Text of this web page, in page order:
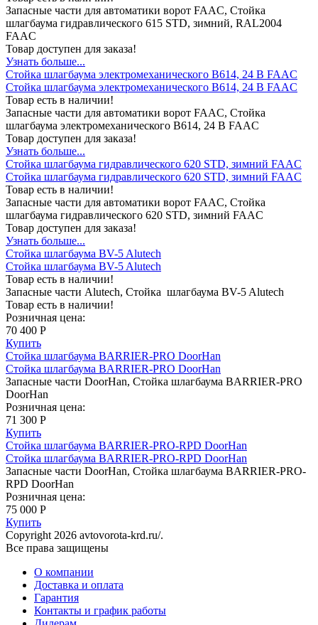
Запасные части для автоматики ворот FAAC, Стойка
шлагбаума гидравлического 615 STD, зимний, RAL2004
FAAC
Товар доступен для заказа!
Узнать больше...
Стойка шлагбаума электромеханического В614, 24 В FAAC
Стойка шлагбаума электромеханического В614, 24 В FAAC
Товар есть в наличии!
Запасные части для автоматики ворот FAAC, Стойка
шлагбаума электромеханического В614, 24 В FAAC
Товар доступен для заказа!
Узнать больше...
Стойка шлагбаума гидравлического 620 STD, зимний FAAC
Стойка шлагбаума гидравлического 620 STD, зимний FAAC
Товар есть в наличии!
Запасные части для автоматики ворот FAAC, Стойка
шлагбаума гидравлического 620 STD, зимний FAAC
Товар доступен для заказа!
Узнать больше...
Стойка шлагбаума BV-5 Alutech
Стойка шлагбаума BV-5 Alutech
Товар есть в наличии!
Запасные части Alutech, Стойка шлагбаума BV-5 Alutech
Товар есть в наличии!
Розничная цена:
70 400 Р
Купить
Стойка шлагбаума BARRIER-PRO DoorHan
Стойка шлагбаума BARRIER-PRO DoorHan
Запасные части DoorHan, Стойка шлагбаума BARRIER-PRO
DoorHan
Розничная цена:
71 300 Р
Купить
Стойка шлагбаума BARRIER-PRO-RPD DoorHan
Стойка шлагбаума BARRIER-PRO-RPD DoorHan
Запасные части DoorHan, Стойка шлагбаума BARRIER-PRO-
RPD DoorHan
Розничная цена:
75 000 Р
Купить
Copyright 2026 avtovorota-krd.ru/.
Все права защищены
О компании
Доставка и оплата
Гарантия
Контакты и график работы